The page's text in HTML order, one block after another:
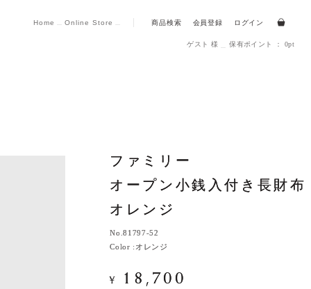
Home Online Store 商品検索 会員登録 ログイン
ゲスト 様 保有ポイント ： 0pt
ファミリー
オープン小銭入付き長財布
オレンジ
No.81797-52
Color : オレンジ
¥ 18,700
ファミリー
オープン小銭入付き長財布
オレンジ
No.81797-52
Color : オレンジ
¥ 18,700